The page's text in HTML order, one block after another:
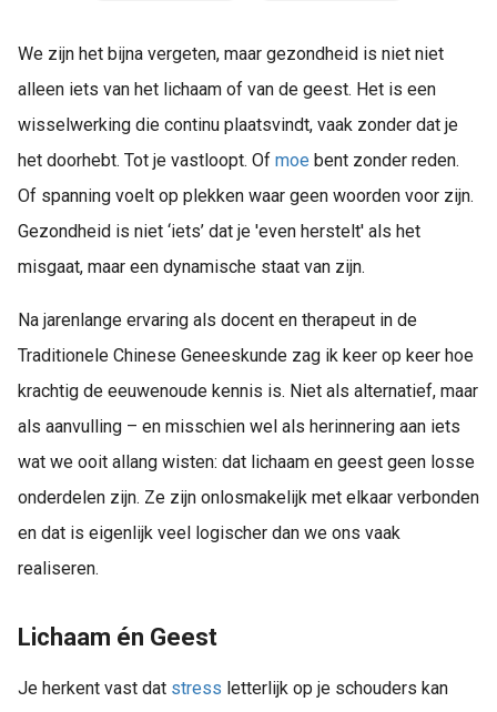
We zijn het bijna vergeten, maar gezondheid is niet niet
alleen iets van het lichaam of van de geest. Het is een
wisselwerking die continu plaatsvindt, vaak zonder dat je
het doorhebt. Tot je vastloopt. Of moe bent zonder reden.
Of spanning voelt op plekken waar geen woorden voor zijn.
Gezondheid is niet ‘iets’ dat je 'even herstelt' als het
misgaat, maar een dynamische staat van zijn.
Na jarenlange ervaring als docent en therapeut in de
Traditionele Chinese Geneeskunde zag ik keer op keer hoe
krachtig de eeuwenoude kennis is. Niet als alternatief, maar
als aanvulling – en misschien wel als herinnering aan iets
wat we ooit allang wisten: dat lichaam en geest geen losse
onderdelen zijn. Ze zijn onlosmakelijk met elkaar verbonden
en dat is eigenlijk veel logischer dan we ons vaak
realiseren.
Lichaam én Geest
Je herkent vast dat stress letterlijk op je schouders kan